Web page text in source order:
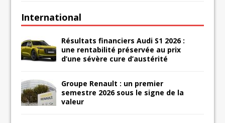
International
Résultats financiers Audi S1 2026 :
une rentabilité préservée au prix
d’une sévère cure d’austérité
Groupe Renault : un premier
semestre 2026 sous le signe de la
valeur